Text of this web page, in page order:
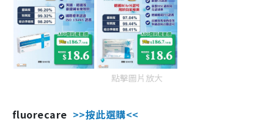
點擊圖片放大
fluorecare >>按此選購<<